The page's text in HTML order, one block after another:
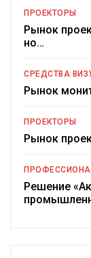
ПРОЕКТОРЫ
Рынок
но…
СРЕДСТВА
Рынок
ПРОЕКТОРЫ
Рынок
Решение